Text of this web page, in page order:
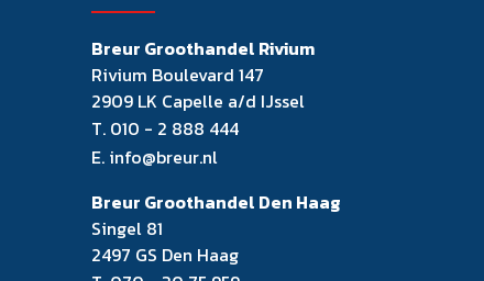
Breur Groothandel Rivium
Rivium Boulevard 147
2909 LK Capelle a/d IJssel
T. 010 - 2 888 444
E. info@breur.nl
Breur Groothandel Den Haag
Singel 81
2497 GS Den Haag